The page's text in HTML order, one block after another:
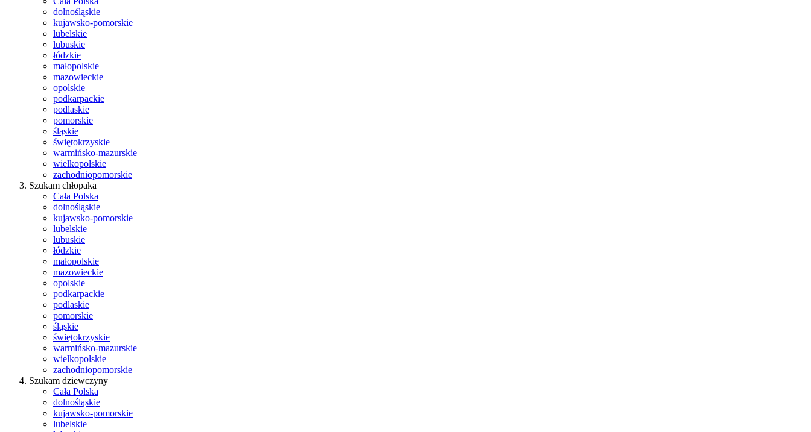
dolnośląskie
kujawsko-pomorskie
lubelskie
lubuskie
łódzkie
małopolskie
mazowieckie
opolskie
podkarpackie
podlaskie
pomorskie
śląskie
świętokrzyskie
warmińsko-mazurskie
wielkopolskie
zachodniopomorskie
Szukam chłopaka
Cała Polska
dolnośląskie
kujawsko-pomorskie
lubelskie
lubuskie
łódzkie
małopolskie
mazowieckie
opolskie
podkarpackie
podlaskie
pomorskie
śląskie
świętokrzyskie
warmińsko-mazurskie
wielkopolskie
zachodniopomorskie
Szukam dziewczyny
Cała Polska
dolnośląskie
kujawsko-pomorskie
lubelskie